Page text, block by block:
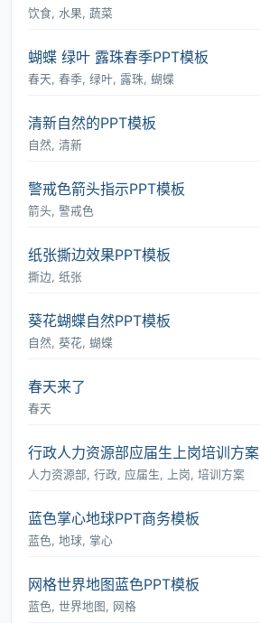
饮食, 水果, 蔬菜
蝴蝶 绿叶 露珠春季PPT模板
春天, 春季, 绿叶, 露珠, 蝴蝶
清新自然的PPT模板
自然, 清新
警戒色箭头指示PPT模板
箭头, 警戒色
纸张撕边效果PPT模板
撕边, 纸张
葵花蝴蝶自然PPT模板
自然, 葵花, 蝴蝶
春天来了
春天
行政人力资源部应届生上岗培训方案
人力资源部, 行政, 应届生, 上岗, 培训方案
蓝色掌心地球PPT商务模板
蓝色, 地球, 掌心
网格世界地图蓝色PPT模板
蓝色, 世界地图, 网格